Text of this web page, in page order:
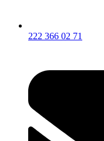
222 366 02 71